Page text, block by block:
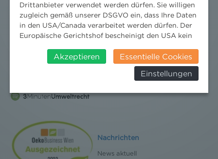
Nachrichten
News aktuell
Drittanbieter verwendet werden dürfen. Sie willigen
zugleich gemäß unserer DSGVO ein, dass Ihre Daten
in den USA/Canada verarbeitet werden dürfen. Der
Europäische Gerichtshof bescheinigt den USA kein
insbesondere das Risiko, dass ihre Daten durch US-
Behörden, zu Kontroll- und zu
Überwachungszwecken, verarbeitet werden und
werden können. Zudem finden Sie am
Weitere Infomationen finden Sie hier:
Datenschutzerklärung
Akzeptieren
Essentielle Cookies
Einstellungen